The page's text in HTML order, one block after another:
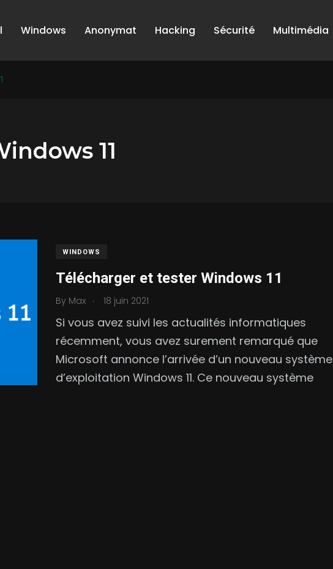
Windows Anonymat Hacking Sécurité Multimédia
11
WINDOWS
Télécharger et tester Windows 11
By Max . 18 juin 2021
Si vous avez suivi les actualités informatiques
récemment, vous avez surement remarqué que
Microsoft annonce l’arrivée d’un nouveau système
d’exploitation Windows 11. Ce nouveau système